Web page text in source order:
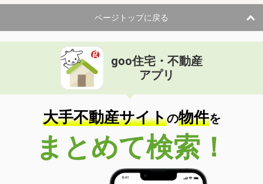
ページトップに戻る
goo住宅・不動産
アプリ
大手不動産サイトの物件を
まとめて検索！